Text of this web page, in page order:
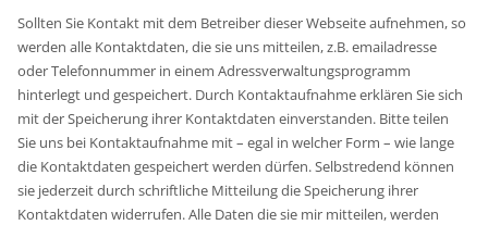
Sollten Sie Kontakt mit dem Betreiber dieser Webseite aufnehmen, so
werden alle Kontaktdaten, die sie uns mitteilen, z.B. emailadresse
oder Telefonnummer in einem Adressverwaltungsprogramm
hinterlegt und gespeichert. Durch Kontaktaufnahme erklären Sie sich
mit der Speicherung ihrer Kontaktdaten einverstanden. Bitte teilen
Sie uns bei Kontaktaufnahme mit – egal in welcher Form – wie lange
die Kontaktdaten gespeichert werden dürfen. Selbstredend können
sie jederzeit durch schriftliche Mitteilung die Speicherung ihrer
Kontaktdaten widerrufen. Alle Daten die sie mir mitteilen, werden